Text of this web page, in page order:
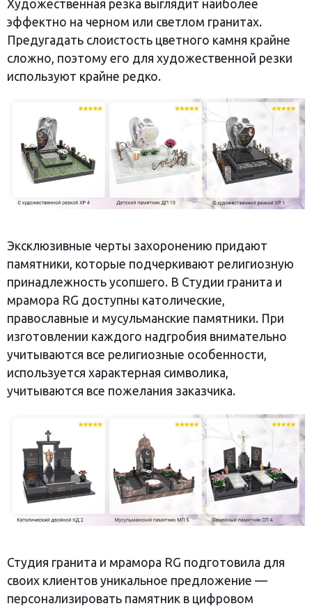
Художественная резка выглядит наиболее
эффектно на черном или светлом гранитах.
Предугадать слоистость цветного камня крайне
сложно, поэтому его для художественной резки
используют крайне редко.
Эксклюзивные черты захоронению придают
памятники, которые подчеркивают религиозную
принадлежность усопшего. В Студии гранита и
мрамора RG доступны католические,
православные и мусульманские памятники. При
изготовлении каждого надгробия внимательно
учитываются все религиозные особенности,
используется характерная символика,
учитываются все пожелания заказчика.
Студия гранита и мрамора RG подготовила для
своих клиентов уникальное предложение —
персонализировать памятник в цифровом